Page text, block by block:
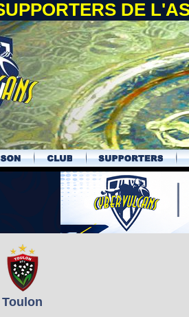
DE
Toulon